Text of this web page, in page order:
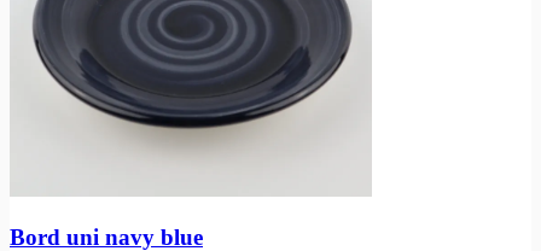
Bord uni navy blue